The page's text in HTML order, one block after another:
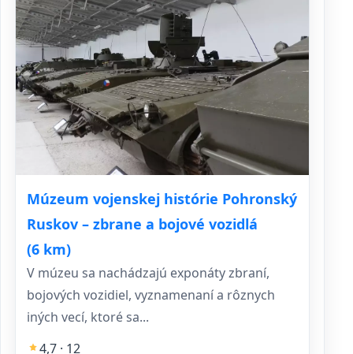
Múzeum vojenskej histórie Pohronský
Ruskov – zbrane a bojové vozidlá
(6 km)
V múzeu sa nachádzajú exponáty zbraní,
bojových vozidiel, vyznamenaní a rôznych
iných vecí, ktoré sa...
4,7 · 12